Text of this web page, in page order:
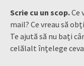
Scrie cu un scop.Ce
mail? Ce vreau să
Te ajută să nu bați
celălalt înțelege